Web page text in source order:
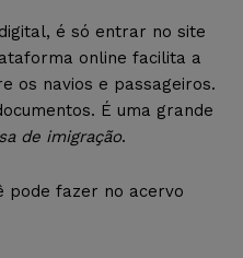
digital, é só entrar no site
online facilita a
os navios e passageiros.
É uma grande
de imigração.
pode fazer no acervo